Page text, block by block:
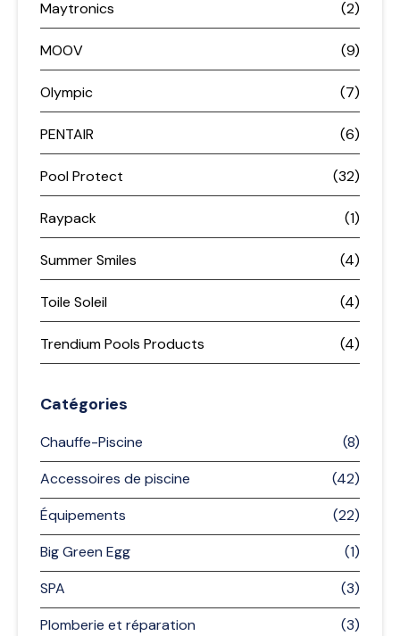
Maytronics (2)
MOOV (9)
Olympic (7)
PENTAIR (6)
Pool Protect (32)
Raypack (1)
Summer Smiles (4)
Toile Soleil (4)
Trendium Pools Products (4)
Catégories
Chauffe-Piscine
(8)
Accessoires de piscine
(42)
Équipements
(22)
Big Green Egg
(1)
SPA
(3)
Plomberie et réparation
(3)